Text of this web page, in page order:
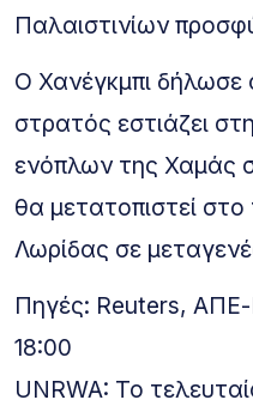
Παλαιστινίων
Ο Χανέγκμπι δήλωσε
στρατός εστιάζει
ενόπλων της Χαμάς
θα μετατοπιστεί
Λωρίδας σε
Πηγές: Reuters,
18:00
UNRWA: Το